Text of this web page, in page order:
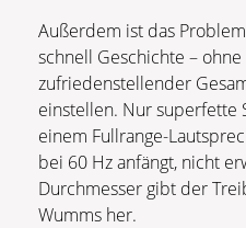
Außerdem ist das
schnell Geschichte –
zufriedenstellender
einstellen. Nur superfette
einem Fullrange-
bei 60 Hz anfängt, nicht
Durchmesser gibt der
Wumms her.